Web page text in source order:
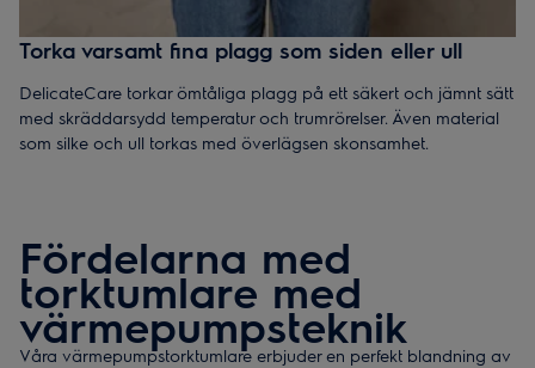
Torka varsamt fina plagg som siden eller ull
DelicateCare torkar ömtåliga plagg på ett säkert och jämnt sätt
med skräddarsydd temperatur och trumrörelser. Även material
som silke och ull torkas med överlägsen skonsamhet.
Fördelarna med
torktumlare med
värmepumpsteknik
Våra värmepumpstorktumlare erbjuder en perfekt blandning av